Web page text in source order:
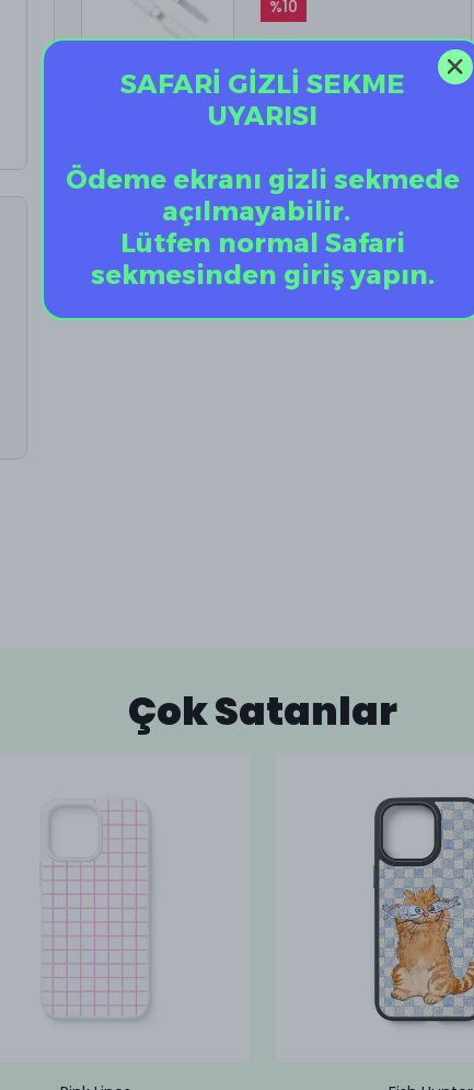
%10
₺ 199.90 ₺ 179.91
Çok Satanlar
SAFARİ GİZLİ SEKME
UYARISI
Ödeme ekranı gizli sekmede
açılmayabilir.
Lütfen normal Safari
sekmesinden giriş yapın.